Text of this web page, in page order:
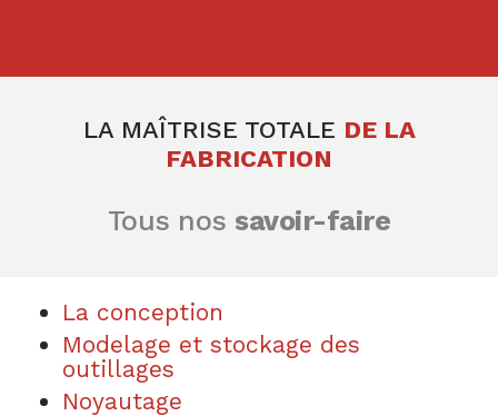
LA MAÎTRISE TOTALE DE LA
FABRICATION
Tous nos savoir-faire
La conception
Modelage et stockage des
outillages
Noyautage